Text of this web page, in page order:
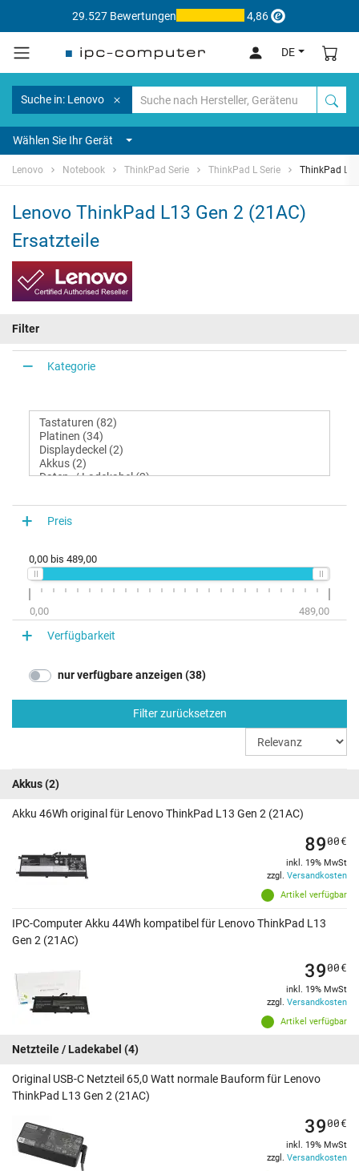
29.527 Bewertungen 4,86
DE
Suche in: Lenovo
Wählen Sie Ihr Gerät
Lenovo Notebook ThinkPad Serie ThinkPad L Serie ThinkPad
Lenovo ThinkPad L13 Gen 2 (21AC)
Ersatzteile
Filter
Kategorie
Preis
0,00 bis 489,00
0,00 489,00
Verfügbarkeit
nur verfügbare anzeigen (38)
Filter zurücksetzen
Akkus(2)
Akku 46Wh original für Lenovo ThinkPad L13 Gen 2 (21AC)
Artikel verfügbar
8900€
inkl. 19% MwSt
zzgl. Versandkosten
IPC-Computer Akku 44Wh kompatibel für Lenovo ThinkPad L13
Gen 2 (21AC)
Artikel verfügbar
3900€
inkl. 19% MwSt
zzgl. Versandkosten
Netzteile / Ladekabel (4)
Original USB-C Netzteil 65,0 Watt normale Bauform für Lenovo
ThinkPad L13 Gen 2 (21AC)
3900€
inkl. 19% MwSt
zzgl. Versandkosten